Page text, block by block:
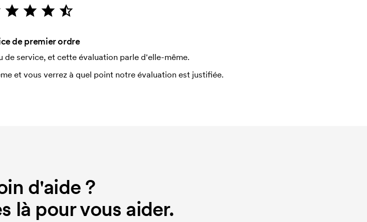
En cas de
de premier ordre
de service, et cette évaluation parle d'elle-même.
et vous verrez à quel point notre évaluation est justifiée.
d'aide ?
là pour vous aider.